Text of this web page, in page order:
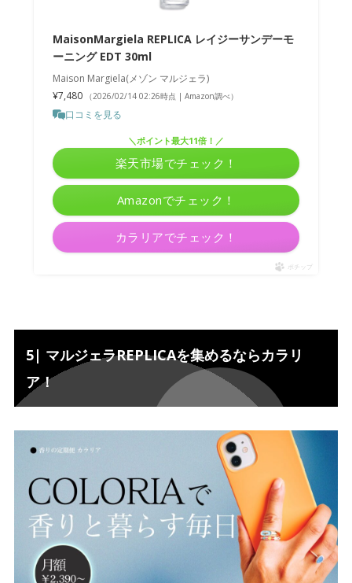
MaisonMargiela REPLICA レイジーサンデーモ
ーニング EDT 30ml
Maison Margiela(メゾン マルジェラ)
¥7,480
（2026/02/14 02:26時点 | Amazon調べ）
口コミを見る
Amazonでチェック！
＼ポイント最大11倍！／
楽天市場でチェック！
カラリアでチェック！
ポチップ
5| マルジェラREPLICAを集めるならカラリ
ア！